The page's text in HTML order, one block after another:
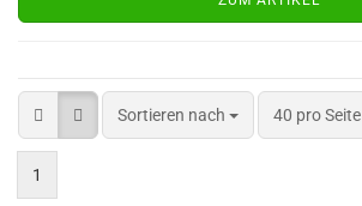
Sortieren nach 40 pro Seite
1